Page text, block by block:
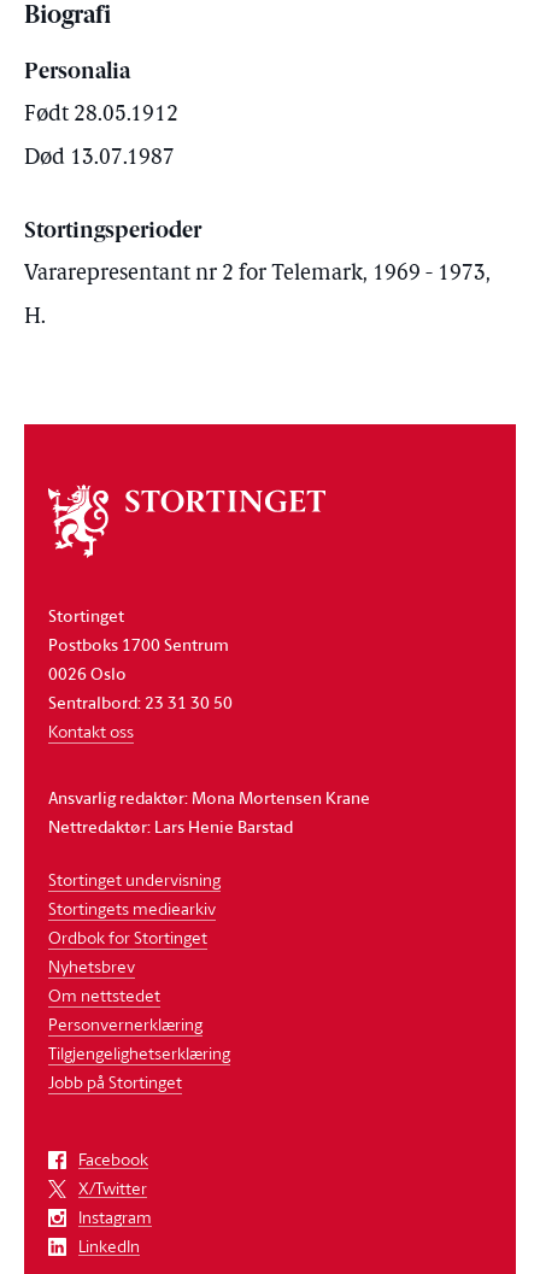
Biografi
Personalia
Født 28.05.1912
Død 13.07.1987
Stortingsperioder
Vararepresentant nr 2 for Telemark, 1969 - 1973,
H.
Om
stortinget
Stortinget
Postboks 1700 Sentrum
0026 Oslo
Sentralbord: 23 31 30 50
Kontakt oss
Ansvarlig redaktør: Mona Mortensen Krane
Nettredaktør: Lars Henie Barstad
Stortinget undervisning
Stortingets mediearkiv
Ordbok for Stortinget
Nyhetsbrev
Om nettstedet
Personvernerklæring
Tilgjengelighetserklæring
Jobb på Stortinget
Facebook
X/Twitter
Instagram
LinkedIn